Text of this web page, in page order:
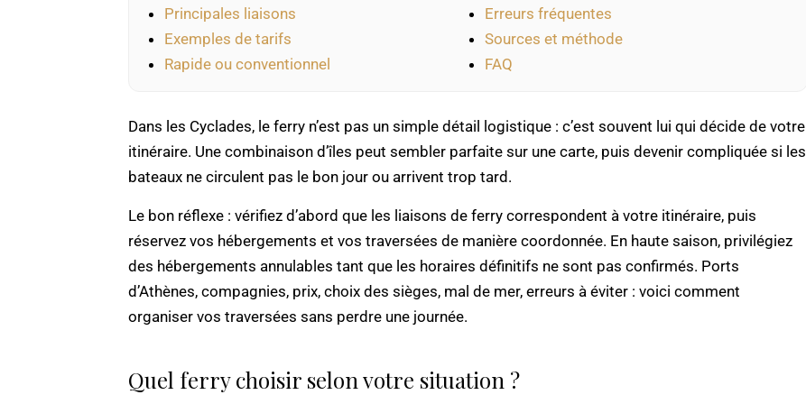
Principales liaisons
Exemples de tarifs
Rapide ou conventionnel
Erreurs fréquentes
Sources et méthode
FAQ
Dans les Cyclades, le ferry n’est pas un simple détail logistique : c’est souvent lui qui décide de votre
itinéraire. Une combinaison d’îles peut sembler parfaite sur une carte, puis devenir compliquée si les
bateaux ne circulent pas le bon jour ou arrivent trop tard.
Le bon réflexe : vérifiez d’abord que les liaisons de ferry correspondent à votre itinéraire, puis
réservez vos hébergements et vos traversées de manière coordonnée. En haute saison, privilégiez
des hébergements annulables tant que les horaires définitifs ne sont pas confirmés. Ports
d’Athènes, compagnies, prix, choix des sièges, mal de mer, erreurs à éviter : voici comment
organiser vos traversées sans perdre une journée.
Quel ferry choisir selon votre situation ?